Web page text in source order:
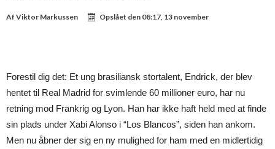
Af Viktor Markussen Opslået den 08:17, 13 november
Forestil dig det: Et ung brasiliansk stortalent, Endrick, der blev
hentet til Real Madrid for svimlende 60 millioner euro, har nu
retning mod Frankrig og Lyon. Han har ikke haft held med at finde
sin plads under Xabi Alonso i “Los Blancos”, siden han ankom.
Men nu åbner der sig en ny mulighed for ham med en midlertidig